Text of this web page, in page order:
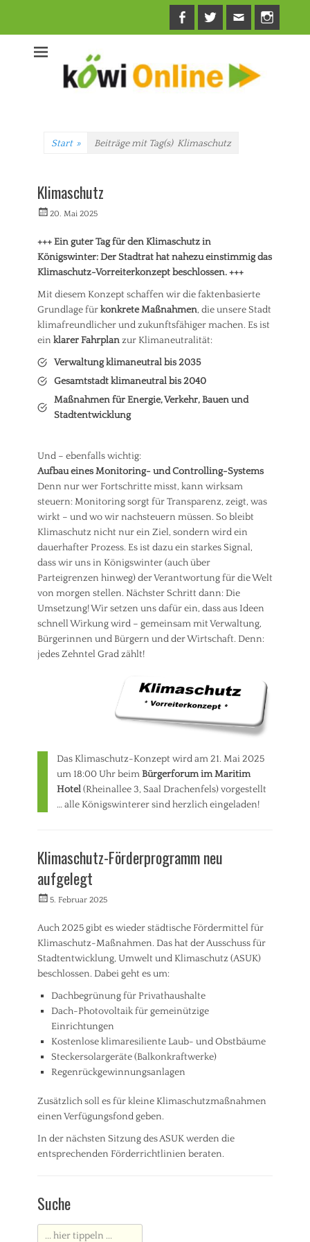
Facebook
Twitter
Mail
Start » Beiträge mit Tag(s) Klimaschutz
Klimaschutz
Veröffentlicht
20. Mai 2025
+++ Ein guter Tag für den Klimaschutz in
Königswinter: Der Stadtrat hat nahezu einstimmig das
Klimaschutz-Vorreiterkonzept beschlossen. +++
Mit diesem Konzept schaffen wir die faktenbasierte
Grundlage fürkonkrete Maßnahmen, die unsere Stadt
klimafreundlicher und zukunftsfähiger machen. Es ist
ein klarer Fahrplanzur Klimaneutralität:
Verwaltung klimaneutral bis 2035
Gesamtstadt klimaneutral bis 2040
Maßnahmen für Energie, Verkehr, Bauen und
Stadtentwicklung
Und – ebenfalls wichtig:
Aufbau eines Monitoring- und Controlling-Systems
Denn nur wer Fortschritte misst, kann wirksam
steuern: Monitoring sorgt für Transparenz, zeigt, was
wirkt – und wo wir nachsteuern müssen. So bleibt
Klimaschutz nicht nur ein Ziel, sondern wird ein
dauerhafter Prozess. Es ist dazu ein starkes Signal,
dass wir uns in Königswinter (auch über
Parteigrenzen hinweg) der Verantwortung für die Welt
von morgen stellen. Nächster Schritt dann: Die
Umsetzung! Wir setzen uns dafür ein, dass aus Ideen
schnell Wirkung wird – gemeinsam mit Verwaltung,
Bürgerinnen und Bürgern und der Wirtschaft. Denn:
jedes Zehntel Grad zählt!
Das Klimaschutz-Konzept wird am 21. Mai 2025
um 18:00 Uhr beimBürgerforum im Maritim
Hotel(Rheinallee 3, Saal Drachenfels) vorgestellt
… alle Königswinterer sind herzlich eingeladen!
n
o
v
r
s
t
n
g
s
s
t
e
i
Klimaschutz-Förderprogramm neu
aufgelegt
Veröffentlicht
5. Februar 2025
Auch 2025 gibt es wieder städtische Fördermittel für
Klimaschutz-Maßnahmen. Das hat der Ausschuss für
Stadtentwicklung, Umwelt und Klimaschutz (ASUK)
beschlossen. Dabei geht es um:
Dachbegrünung für Privathaushalte
Dach-Photovoltaik für gemeinützige
Einrichtungen
Kostenlose klimaresiliente Laub- und Obstbäume
Steckersolargeräte (Balkonkraftwerke)
Regenrückgewinnungsanlagen
Zusätzlich soll es für kleine Klimaschutzmaßnahmen
einen Verfügungsfond geben.
In der nächsten Sitzung des ASUK werden die
entsprechenden Förderrichtlinien beraten.
lSuche
Suche